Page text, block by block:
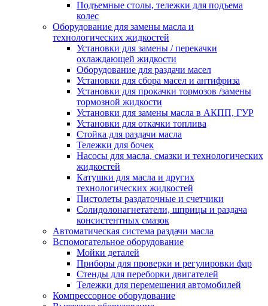
Подъемные столы, тележки для подъема
колес
Оборудование для замены масла и
технологических жидкостей
Установки для замены / перекачки
охлаждающей жидкости
Оборудование для раздачи масел
Установки для сбора масел и антифриза
Установки для прокачки тормозов /замены
тормозной жидкости
Установки для замены масла в АКПП, ГУР
Установки для откачки топлива
Стойка для раздачи масла
Тележки для бочек
Насосы для масла, смазки и технологических
жидкостей
Катушки для масла и других
технологических жидкостей
Пистолеты раздаточные и счетчики
Солидолонагнетатели, шприцы и раздача
консистентных смазок
Автоматическая система раздачи масла
Вспомогательное оборудование
Мойки деталей
Приборы для проверки и регулировки фар
Стенды для переборки двигателей
Тележки для перемещения автомобилей
Компрессорное оборудование